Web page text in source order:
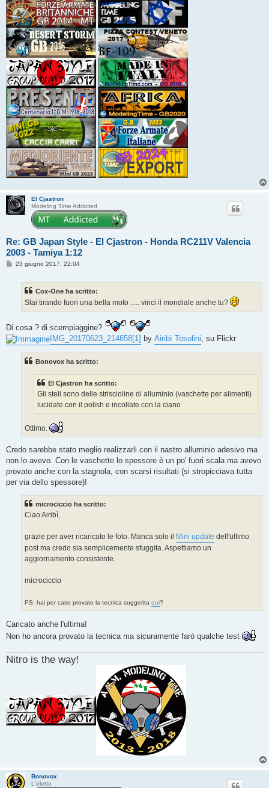
El Cjastron
Modeling Time Addicted
Re: GB Japan Style - El Cjastron - Honda RC211V Valencia
2003 - Tamiya 1:12
M23 giugno 2017, 22:04
Cox-One ha scritto:
Stai tirando fuori una bella moto ..... vinci il mondiale anche tu?
Di cosa ? di scempiaggine?
IMG_20170623_214658[1] by Airibì Tosolini, su Flickr
Bonovox ha scritto:
El Cjastron ha scritto:
Gli steli sono delle striscioline di alluminio (vaschette per alimenti)
lucidate con il polish e incollate con la ciano
Ottimo.
Credo sarebbe stato meglio realizzarli con il nastro alluminio adesivo ma
non lo avevo. Con le vaschette lo spessore è un po' fuori scala ma avevo
provato anche con la stagnola, con scarsi risultati (si stropicciava tutta
per via dello spessore)!
microciccio ha scritto:
Ciao Airibì,
grazie per aver ricaricato le foto. Manca solo il Mini update dell'ultimo
post ma credo sia semplicemente sfuggita. Aspettiamo un
aggiornamento consistente.
microciccio
PS: hai per caso provato la tecnica suggerita qui?
Caricato anche l'ultima!
Non ho ancora provato la tecnica ma sicuramente farò qualche test
Nitro is the way!
Bonovox
L'eletto